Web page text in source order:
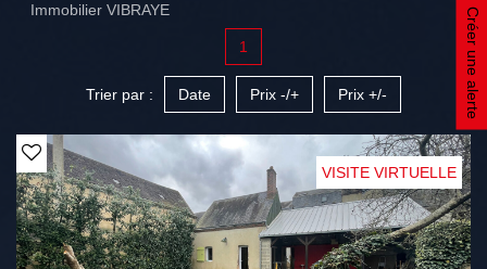
Immobilier VIBRAYE Créer une alerte
1
Trier par : Date Prix -/+ Prix +/-
VISITE VIRTUELLE